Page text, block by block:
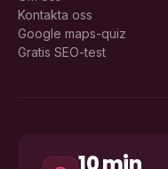
Kontakta oss
Google maps-quiz
Gratis SEO-test